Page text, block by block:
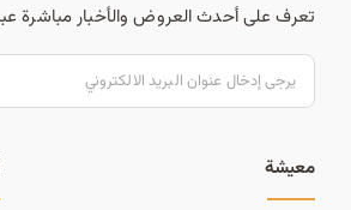
تعرف على أحدث العروض والأخبار مباشرة
معيشة